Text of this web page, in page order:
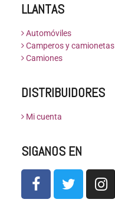
LLANTAS
Automóviles
Camperos y camionetas
Camiones
DISTRIBUIDORES
Mi cuenta
SIGANOS EN